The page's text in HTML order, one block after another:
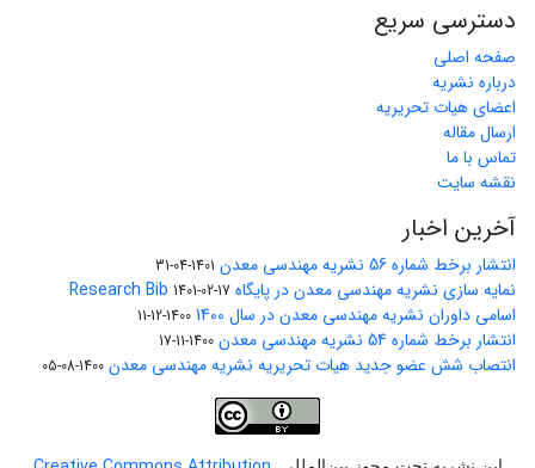
دسترسی سریع
صفحه اصلی
درباره نشریه
اعضای هیات تحریریه
ارسال مقاله
تماس با ما
نقشه سایت
آخرین اخبار
انتشار برخط شماره 56 نشریه مهندسی معدن 1401-04-31
نمایه سازی نشریه مهندسی معدن در پایگاه Research Bib 1401-02-17
اسامی داوران نشریه مهندسی معدن در سال 1400 1400-12-11
انتشار برخط شماره 54 نشریه مهندسی معدن 1400-11-17
انتصاب شش عضو جدید هیات تحریریه نشریه مهندسی معدن 1400-08-05